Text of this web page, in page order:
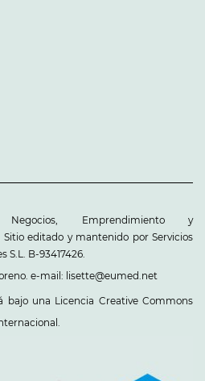
Negocios, Emprendimiento y
Sitio editado y mantenido por Servicios
B-93417426.
e-mail: lisette@eumed.net
bajo una Licencia Creative Commons